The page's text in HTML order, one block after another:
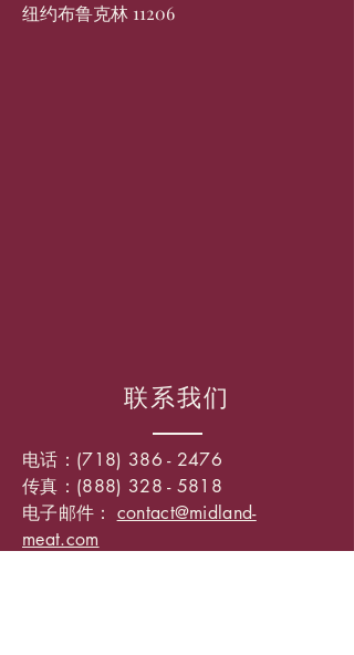
纽约布鲁克林 11206
联系我们
电话：(718) 386 - 2476
传真：(888) 328 - 5818
电子邮件： contact@midland-
meat.com